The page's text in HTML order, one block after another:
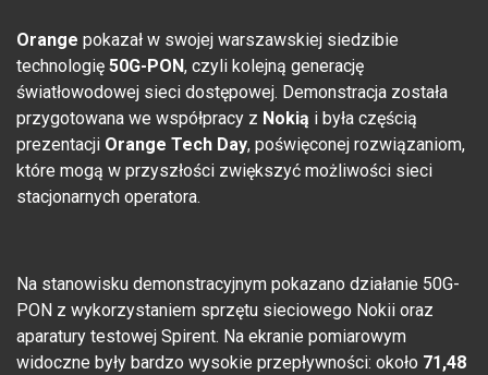
Orange pokazał w swojej warszawskiej siedzibie
technologię 50G-PON, czyli kolejną generację
światłowodowej sieci dostępowej. Demonstracja została
przygotowana we współpracy z Nokią i była częścią
prezentacji Orange Tech Day, poświęconej rozwiązaniom,
które mogą w przyszłości zwiększyć możliwości sieci
stacjonarnych operatora.
Na stanowisku demonstracyjnym pokazano działanie 50G-
PON z wykorzystaniem sprzętu sieciowego Nokii oraz
aparatury testowej Spirent. Na ekranie pomiarowym
widoczne były bardzo wysokie przepływności: około 71,48